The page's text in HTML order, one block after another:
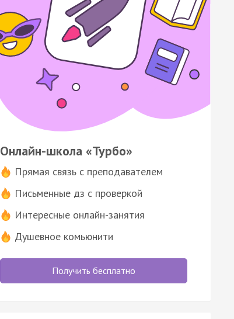
Онлайн-школа «Турбо»
Прямая связь с преподавателем
Письменные дз с проверкой
Интересные онлайн-занятия
Душевное комьюнити
Получить бесплатно